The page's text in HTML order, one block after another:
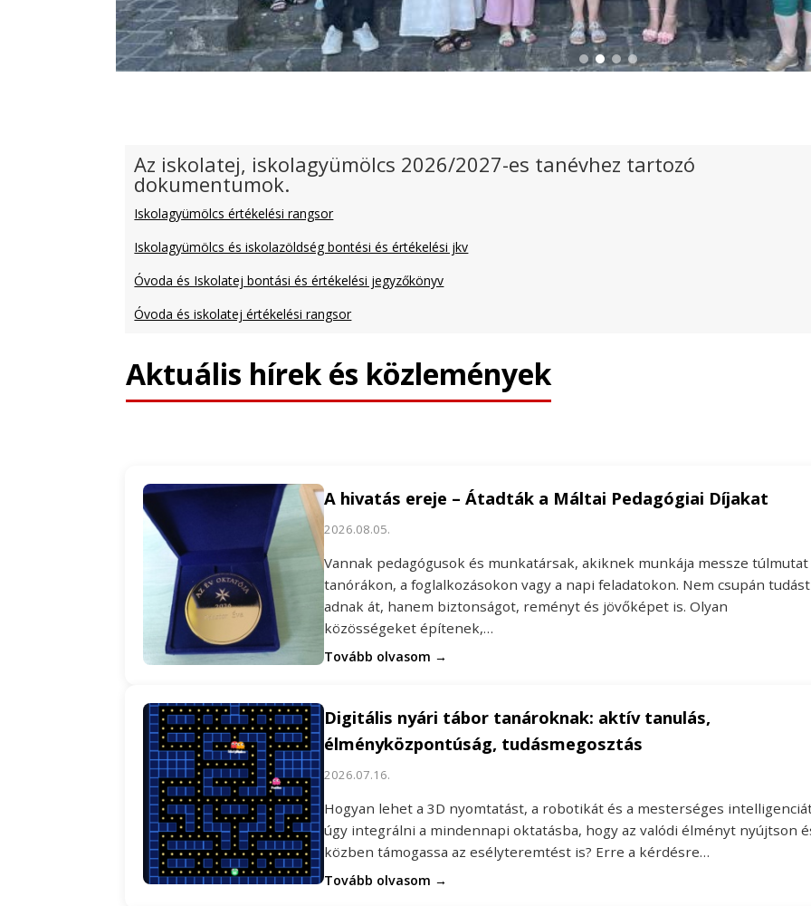
Az iskolatej, iskolagyümölcs 2026/2027-es tanévhez tartozó
dokumentumok.
Iskolagyümölcs értékelési rangsor
Iskolagyümölcs és iskolazöldség bontési és értékelési jkv
Óvoda és Iskolatej bontási és értékelési jegyzőkönyv
Óvoda és iskolatej értékelési rangsor
Aktuális hírek és közlemények
A hivatás ereje – Átadták a Máltai Pedagógiai Díjakat
2026.08.05.
Vannak pedagógusok és munkatársak, akiknek munkája messze túlmutat
tanórákon, a foglalkozásokon vagy a napi feladatokon. Nem csupán tudást
adnak át, hanem biztonságot, reményt és jövőképet is. Olyan
közösségeket építenek,…
Tovább olvasom →
Digitális nyári tábor tanároknak: aktív tanulás,
élményközpontúság, tudásmegosztás
2026.07.16.
Hogyan lehet a 3D nyomtatást, a robotikát és a mesterséges
úgy integrálni a mindennapi oktatásba, hogy az valódi élményt nyújtson
közben támogassa az esélyteremtést is? Erre a kérdésre…
Tovább olvasom →